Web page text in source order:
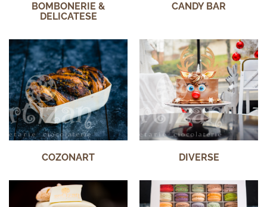
BOMBONERIE &
DELICATESE
CANDY BAR
COZONART DIVERSE